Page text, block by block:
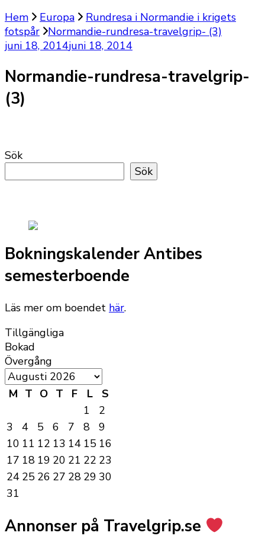
Hem
Europa
Rundresa i Normandie i krigets
fotspår
Normandie-rundresa-travelgrip- (3)
juni 18, 2014juni 18, 2014
Normandie-rundresa-travelgrip-
(3)
Sök
Sök
Bokningskalender Antibes
semesterboende
Läs mer om boendet här.
Tillgängliga
Bokad
Övergång
M T O T F L
S
1
2
3
4 5 6 7 8
9
10 11 12 13 14 15 16
17 18 19 20 21 22 23
24 25 26 27 28 29 30
31
Annonser på Travelgrip.se